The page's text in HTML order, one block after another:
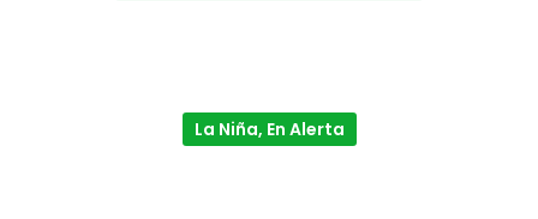
La Niña, En Alerta